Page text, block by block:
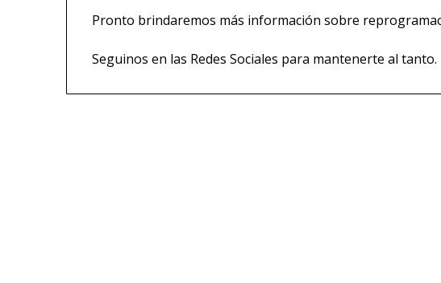
Pronto brindaremos más información sobre
Seguinos en las Redes Sociales para mantenerte al tanto.